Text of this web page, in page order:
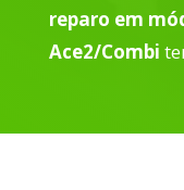
reparo em
Ace2/Combi